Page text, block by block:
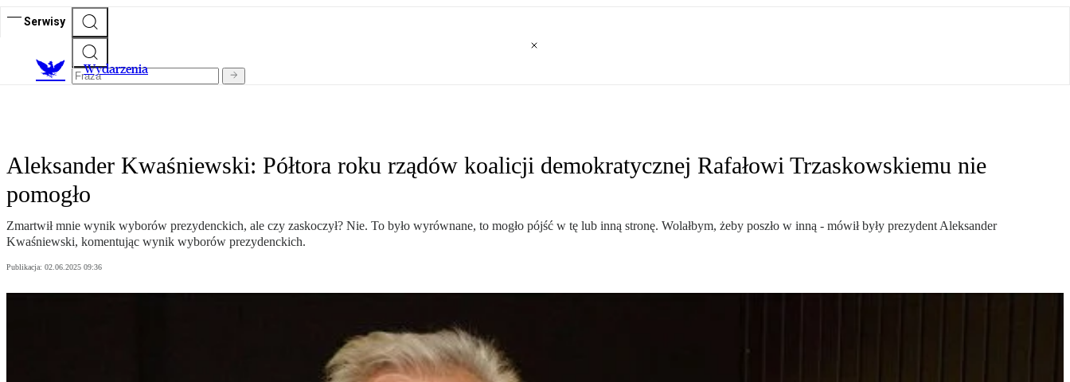
Serwisy
Wydarzenia
Aleksander Kwaśniewski: Półtora roku rządów koalicji demokratycznej Rafałowi Trzaskowskiemu nie
pomogło
Zmartwił mnie wynik wyborów prezydenckich, ale czy zaskoczył? Nie. To było wyrównane, to mogło pójść w tę lub inną stronę. Wolałbym, żeby poszło w inną - mówił były prezydent Aleksander
Kwaśniewski, komentując wynik wyborów prezydenckich.
Publikacja: 02.06.2025 09:36